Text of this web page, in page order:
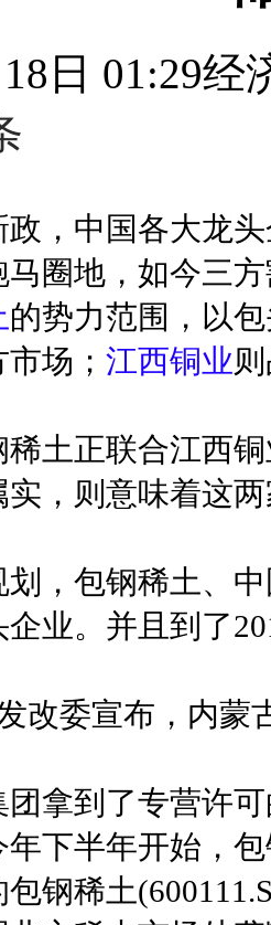
日 01:29经
政，中国各大龙
马圈地，如今三
的势力范围，以
场； 江西铜业
土正联合江西
，则意味着这
，包钢稀土、
业。并且到了
改委宣布，内
拿到了专营许
下半年开始，
钢稀土